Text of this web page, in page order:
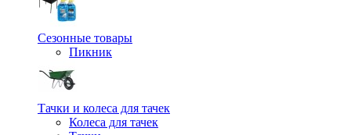
Сезонные товары
Пикник
Тачки и колеса для тачек
Колеса для тачек